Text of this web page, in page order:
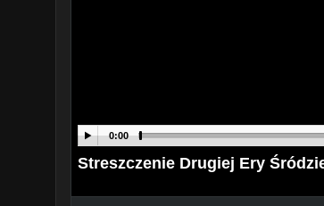
0:00
Streszczenie Drugiej Ery